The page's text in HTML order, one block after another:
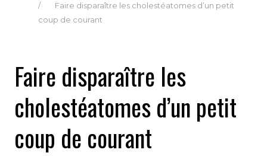
Faire disparaître les cholestéatomes d’un petit
coup de courant
Faire disparaître les
cholestéatomes d’un petit
coup de courant